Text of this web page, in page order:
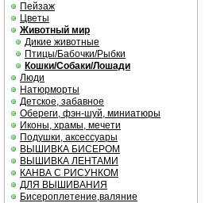
Пейзаж
Цветы
Животный мир
Дикие животные
Птицы/Бабочки/Рыбки
Кошки/Собаки/Лошади
Люди
Натюрморты
Детское, забавное
Обереги, фэн-шуй, миниатюры
Иконы, храмы, мечети
Подушки, аксессуары
ВЫШИВКА БИСЕРОМ
ВЫШИВКА ЛЕНТАМИ
КАНВА С РИСУНКОМ
ДЛЯ ВЫШИВАНИЯ
Бисероплетение,валяние